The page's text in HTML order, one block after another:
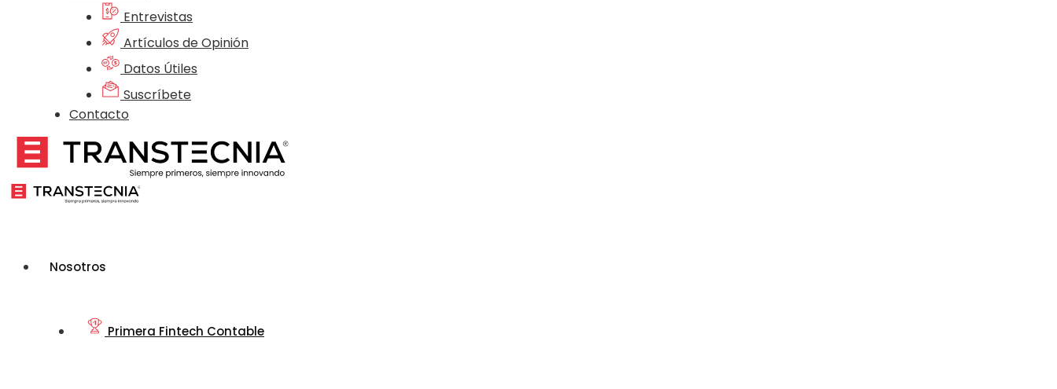
Entrevistas
Artículos de Opinión
Datos Útiles
Suscríbete
Contacto
Nosotros
Primera Fintech Contable